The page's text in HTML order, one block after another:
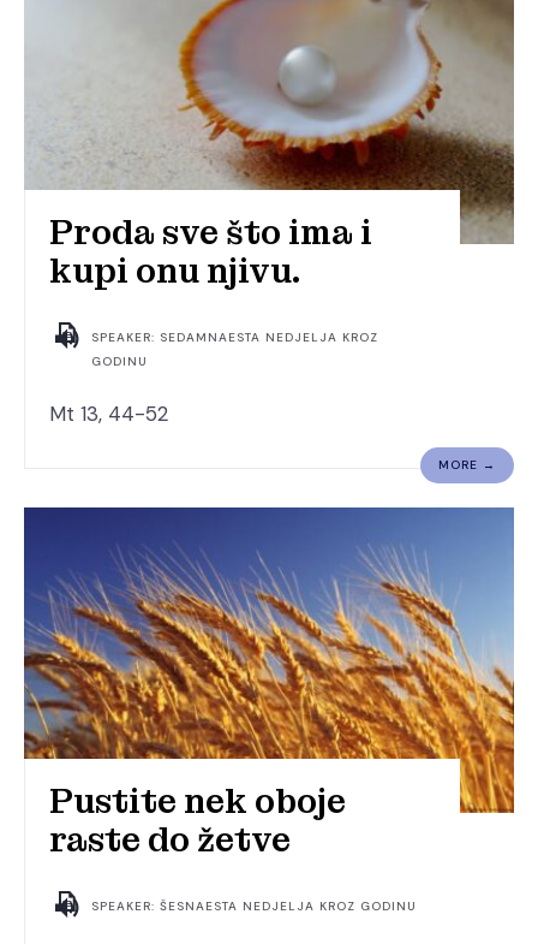
Proda sve što ima i
kupi onu njivu.
SPEAKER: SEDAMNAESTA NEDJELJA KROZ
GODINU
Mt 13, 44-52
MORE →
Pustite nek oboje
raste do žetve
SPEAKER: ŠESNAESTA NEDJELJA KROZ GODINU